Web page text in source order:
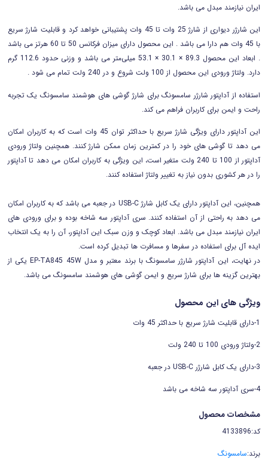
ایران نیازمند مبدل می باشد.
این شارژر دیواری از شارژ 25 وات تا 45 وات پشتیبانی خواهد کرد و قابلیت شارژ سریع
با 45 وات هم دارا می باشد . این محصول دارای میزان فرکانس 50 تا 60 هرتز می باشد
. ابعاد این محصول 89.3 × 30.1 × 53.1 میلی‌متر می باشد و وزنی حدود 112.6 گرم
دارد. ولتاژ ورودی این محصول از 100 ولت شروع و در 240 ولت تمام می شود .
استفاده از آداپتور شارژر سامسونگ برای شارژ گوشی های هوشمند سامسونگ یک تجربه
راحت و ایمن برای کاربران فراهم می کند.
این آداپتور دارای ویژگی شارژ سریع با حداکثر توان 45 وات است که به کاربران امکان
می دهد تا گوشی های خود را در کمترین زمان ممکن شارژ کنند. همچنین ولتاژ ورودی
آداپتور از 100 تا 240 ولت متغیر است، این ویژگی به کاربران امکان می دهد تا آداپتور
را در هر کشوری بدون نیاز به تغییر ولتاژ استفاده کنند.
همچنین، این آداپتور دارای یک کابل شارژ USB-C در جعبه می باشد که به کاربران امکان
می دهد به راحتی از آن استفاده کنند. سری آداپتور سه شاخه بوده و برای ورودی های
ایران نیازمند مبدل می باشد. ابعاد کوچک و وزن سبک این آداپتور، آن را به یک انتخاب
ایده آل برای استفاده در سفرها و مسافرت ها تبدیل کرده است.
در نهایت، این آداپتور شارژر سامسونگ با برند معتبر و مدل EP-TA845 45W یکی از
بهترین گزینه ها برای شارژ سریع و ایمن گوشی های هوشمند سامسونگ می باشد.
ویژگی های این محصول
1-دارای قابلیت شارژ سریع با حداکثر 45 وات
2-ولتاژ ورودی 100 تا 240 ولت
3-دارای یک کابل شارژر USB-C در جعبه
4-سری آداپتور سه شاخه می باشد
مشخصات محصول
کد:4133896
برند:سامسونگ